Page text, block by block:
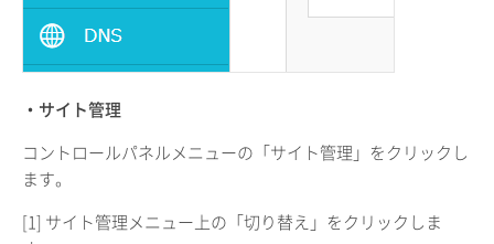
・サイト管理
コントロールパネルメニューの「サイト管理」をクリックし
ます。
[1] サイト管理メニュー上の「切り替え」をクリックしま